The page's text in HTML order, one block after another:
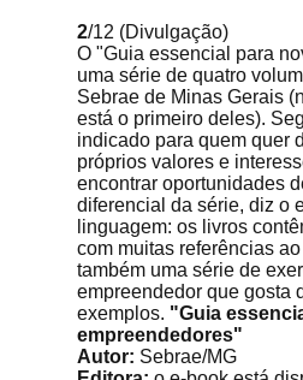
2/12 (Divulgação)
O "Guia essencial para
uma série de quatro
Sebrae de Minas Gerais
está o primeiro deles).
indicado para quem quer
próprios valores e
encontrar oportunidades
diferencial da série, diz o
linguagem: os livros
com muitas referências
também uma série de
empreendedor que gosta
exemplos. "Guia
empreendedores"
Autor: Sebrae/MG